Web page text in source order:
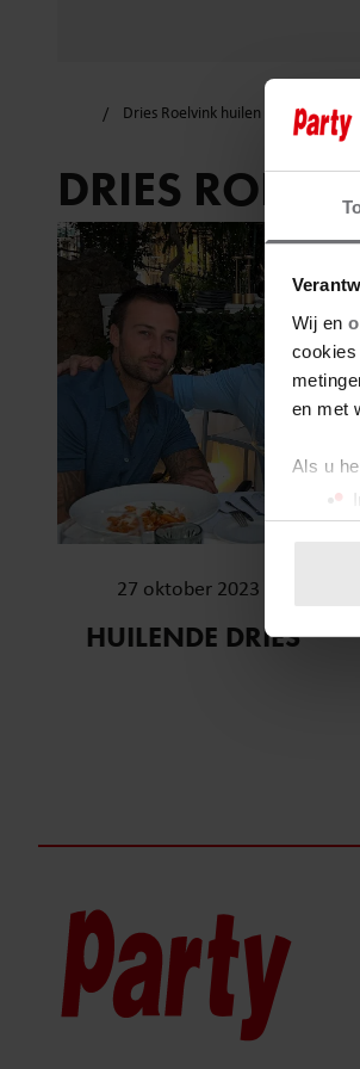
Wij en
cookies
en met
Als u
We
Dries Roelvink huilen
DRIES
27 oktober 2023
HUILENDE DRIES